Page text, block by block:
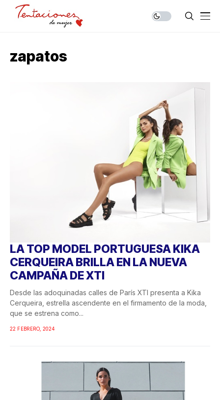
zapatos
LA TOP MODEL PORTUGUESA KIKA
CERQUEIRA BRILLA EN LA NUEVA
CAMPAÑA DE XTI
Desde las adoquinadas calles de París XTI presenta a Kika
Cerqueira, estrella ascendente en el firmamento de la moda,
que se estrena como...
22 FEBRERO, 2024